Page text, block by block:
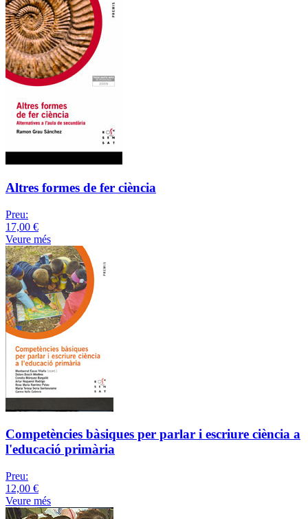
Altres formes de fer ciència
Preu:
17,00 €
Veure més
Competències bàsiques per parlar i escriure ciència a
l'educació primària
Preu:
12,00 €
Veure més